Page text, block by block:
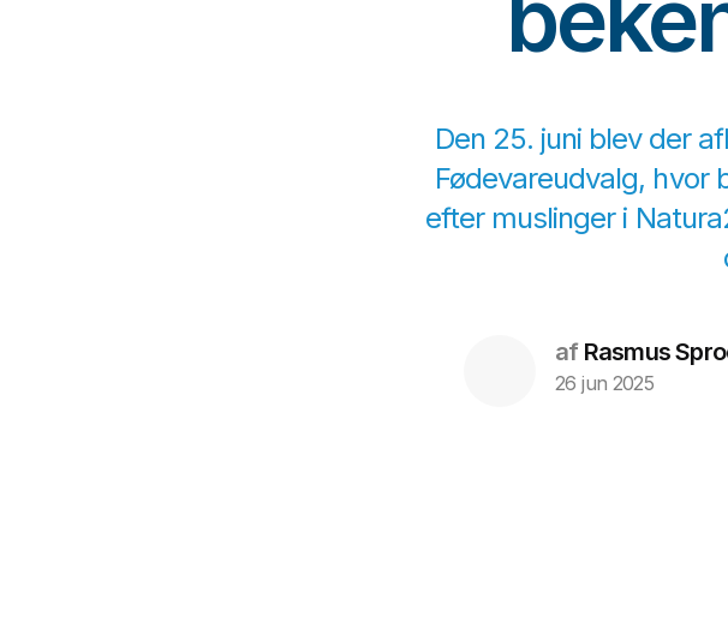
Den 25. juni blev der
Fødevareudvalg, hvor
efter muslinger i
afRasmus
26 jun 2025